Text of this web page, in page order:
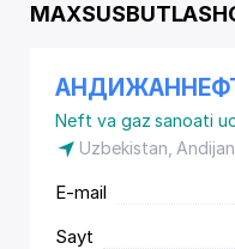
Neft va gaz sanoati
Uzbekistan,
E-mail
Sayt